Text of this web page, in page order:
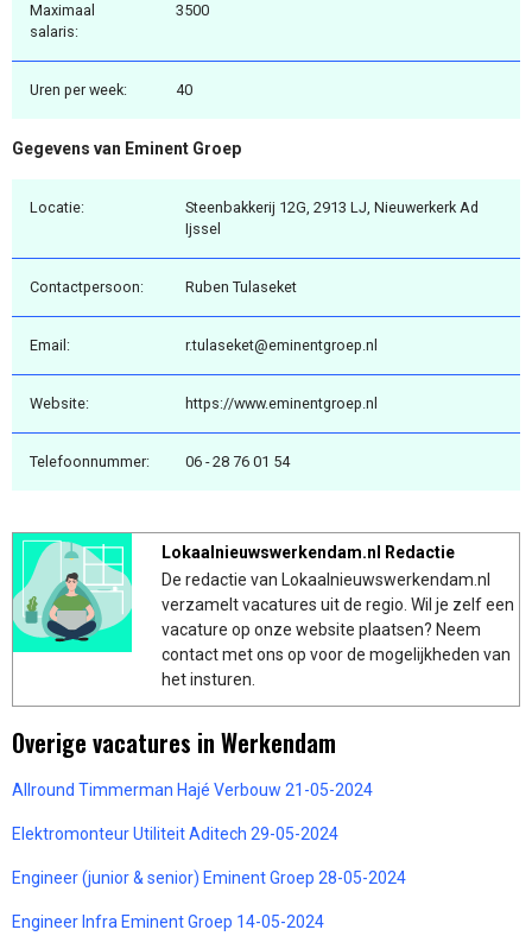
Maximaal
salaris:
3500
Uren per week: 40
Gegevens van Eminent Groep
Locatie:
Steenbakkerij 12G, 2913 LJ, Nieuwerkerk Ad
Ijssel
Contactpersoon: Ruben Tulaseket
Email: r.tulaseket@eminentgroep.nl
Website: https://www.eminentgroep.nl
Telefoonnummer: 06 - 28 76 01 54
Lokaalnieuwswerkendam.nl Redactie
De redactie van Lokaalnieuwswerkendam.nl
verzamelt vacatures uit de regio. Wil je zelf een
vacature op onze website plaatsen? Neem
contact met ons op voor de mogelijkheden van
het insturen.
Overige vacatures in Werkendam
Allround Timmerman Hajé Verbouw 21-05-2024
Elektromonteur Utiliteit Aditech 29-05-2024
Engineer (junior & senior) Eminent Groep 28-05-2024
Engineer Infra Eminent Groep 14-05-2024